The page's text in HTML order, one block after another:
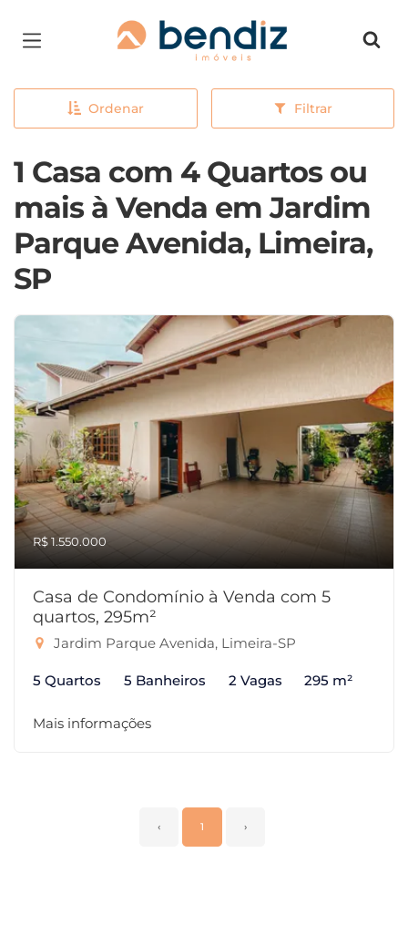
Página inicial
Ordenar Filtrar
1 Casa com 4 Quartos ou
mais à Venda em Jardim
Parque Avenida, Limeira,
SP
R$ 1.550.000
Casa de Condomínio à Venda com 5
quartos, 295m²
Jardim Parque Avenida, Limeira-SP
5 Quartos 5 Banheiros 2 Vagas 295 m²
Mais informações
‹ 1 ›